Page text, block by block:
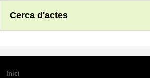
Cerca d'actes
Inici